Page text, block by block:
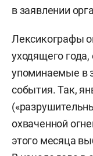
в заявлении
Лексикографы
уходящего
упоминаемые в
события. Так,
охваченной
этого месяца